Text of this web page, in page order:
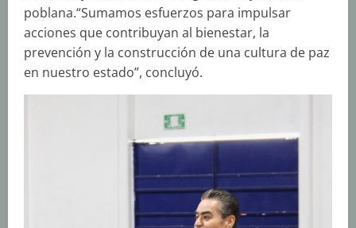
poblana.“Sumamos esfuerzos para impulsar
acciones que contribuyan al bienestar, la
prevención y la construcción de una cultura de paz
en nuestro estado”, concluyó.